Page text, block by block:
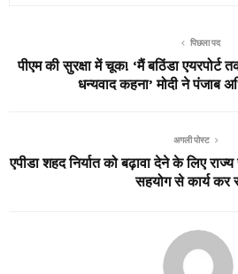
पिछला पद
पीएम की सुरक्षा में चूक! ‘मैं बठिंडा एयरपोर्ट
धन्यवाद कहना’ मोदी ने पंजाब
अगली पोस्ट
एपीडा शहद निर्यात को बढ़ावा देने के लिए
सहयोग से कार्य कर